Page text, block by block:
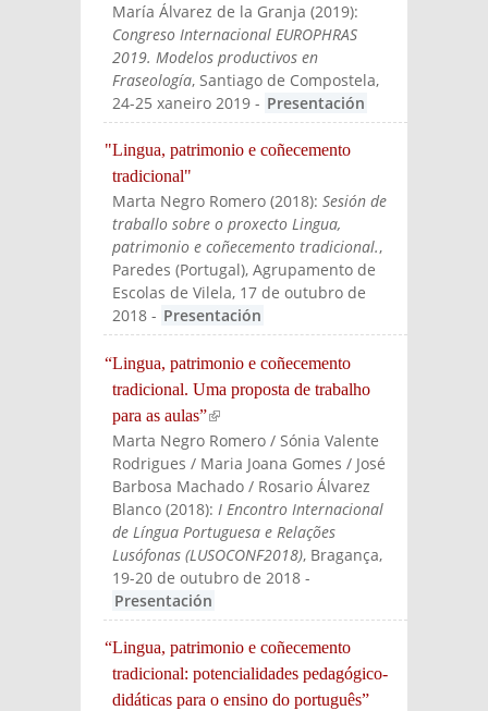
external
)
María Álvarez de la Granja(2019):
Congreso Internacional EUROPHRAS
2019. Modelos productivos en
Fraseología, Santiago de Compostela,
24-25 xaneiro 2019 - Presentación
"Lingua, patrimonio e coñecemento
tradicional"
Marta Negro Romero(2018):Sesión de
traballo sobre o proxecto Lingua,
patrimonio e coñecemento tradicional.,
Paredes (Portugal), Agrupamento de
Escolas de Vilela, 17 de outubro de
2018 - Presentación
“Lingua, patrimonio e coñecemento
tradicional. Uma proposta de trabalho
para as aulas”(link is external)
Marta Negro Romero / Sónia Valente
Rodrigues / Maria Joana Gomes / José
Barbosa Machado / Rosario Álvarez
Blanco (2018): I Encontro Internacional
de Língua Portuguesa e Relações
Lusófonas (LUSOCONF2018), Bragança,
19-20 de outubro de 2018 -
Presentación
“Lingua, patrimonio e coñecemento
tradicional: potencialidades pedagógico-
didáticas para o ensino do português”